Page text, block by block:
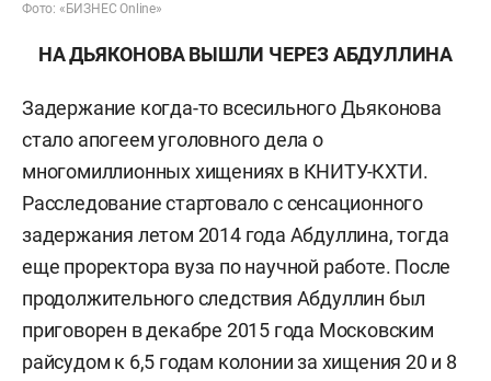
Фото: «БИЗНЕС Online»
НА ДЬЯКОНОВА ВЫШЛИ ЧЕРЕЗ АБДУЛЛИНА
Задержание когда-то всесильного Дьяконова
стало апогеем уголовного дела о
многомиллионных хищениях в КНИТУ-КХТИ.
Расследование стартовало с сенсационного
задержания летом 2014 года Абдуллина, тогда
еще проректора вуза по научной работе. После
продолжительного следствия Абдуллин был
приговорен в декабре 2015 года Московским
райсудом к 6,5 годам колонии за хищения 20 и 8